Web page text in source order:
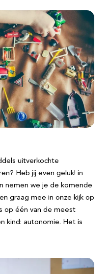
uitverkochte
Heb jij even geluk! in
nemen we je de komende
graag mee in onze kijk op
op één van de meest
kind: autonomie. Het is